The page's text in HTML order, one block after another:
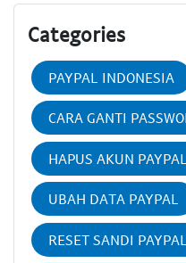
Categories
PAYPAL INDONESIA
CARA GANTI
HAPUS AKUN PAYPAL
UBAH DATA PAYPAL
RESET SANDI PAYPAL